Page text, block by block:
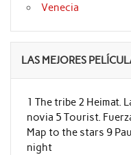
Venecia
LAS MEJORES
1 The tribe 2 Heimat.
novia 5 Tourist.
Map to the stars 9
night